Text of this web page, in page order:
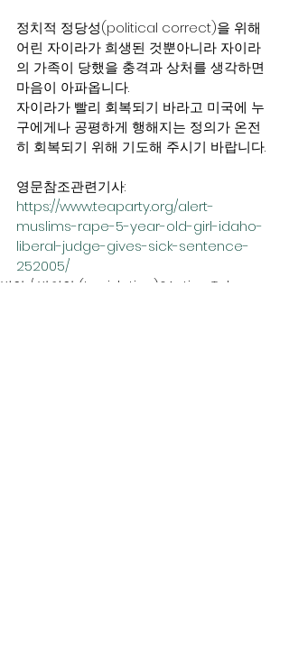
정치적 정당성(political correct)을 위해
어린 자이라가 희생된 것뿐아니라 자이라
의 가족이 당했을 충격과 상처를 생각하면
마음이 아파옵니다.
자이라가 빨리 회복되기 바라고 미국에 누
구에게나 공평하게 행해지는 정의가 온전
히 회복되기 위해 기도해 주시기 바랍니다.
영문참조관련기사:
https://www.teaparty.org/alert-
muslims-rape-5-year-old-girl-idaho-
liberal-judge-gives-sick-sentence-
252005/
법안 / 발의안 (Legislation)&Action Take